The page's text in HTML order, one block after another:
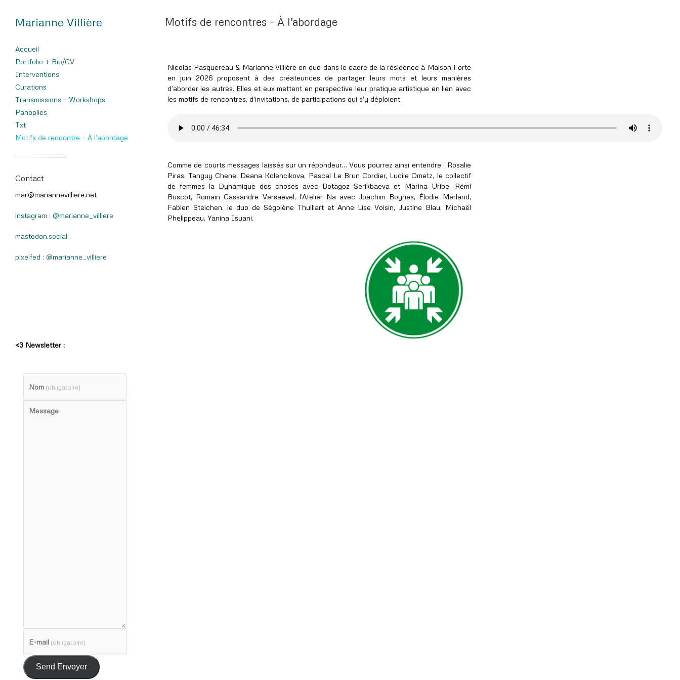
Marianne Villière
Accueil
Portfolio + Bio/CV
Interventions
Curations
Transmissions – Workshops
Panoplies
Txt
Motifs de rencontre – À l’abordage
Motifs de rencontres – À l’abordage
Nicolas Pasquereau & Marianne Villière en duo dans le cadre de la résidence à Maison Forte
en juin 2026 proposent à des créateurices de partager leurs mots et leurs manières
d’aborder les autres. Elles et eux mettent en perspective leur pratique artistique en lien avec
les motifs de rencontres, d’invitations, de participations qui s’y déploient.
Comme de courts messages laissés sur un répondeur… Vous pourrez ainsi entendre : Rosalie
Piras, Tanguy Chene, Deana Kolencikova, Pascal Le Brun Cordier, Lucile Ometz, le collectif
de femmes la Dynamique des choses avec Botagoz Serikbaeva et Marina Uribe, Rémi
Buscot, Romain Cassandre Versaevel, l’Atelier Na avec Joachim Boyries, Élodie Merland,
Fabien Steichen, le duo de Ségolène Thuillart et Anne Lise Voisin, Justine Blau, Michaël
Phelippeau, Yanina Isuani.
Contact
mail@mariannevilliere.net
instagram : @marianne_villiere
mastodon.social
pixelfed : @marianne_villiere
<3 Newsletter :
Nom (obligatoire)
Message
E-mail (obligatoire)
Send Envoyer